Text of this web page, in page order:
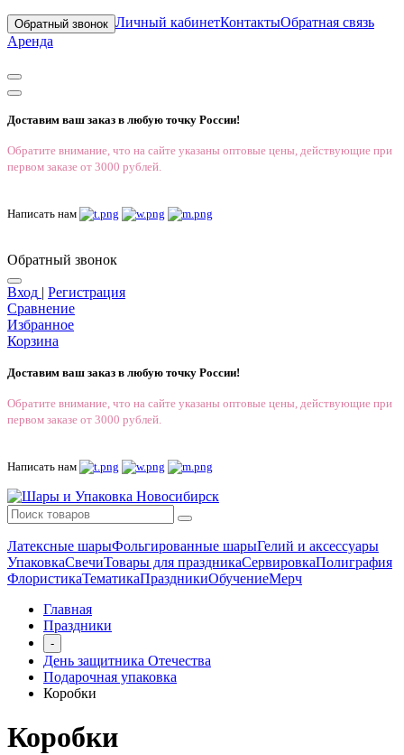
Обратный звонок Личный кабинетКонтактыОбратная связь
Аренда
Доставим ваш заказ в любую точку России!
Обратите внимание, что на сайте указаны оптовые цены, действующие при
первом заказе от 3000 рублей.
Написать нам
Обратный звонок
Вход | Регистрация
Сравнение
Избранное
Корзина
Доставим ваш заказ в любую точку России!
Обратите внимание, что на сайте указаны оптовые цены, действующие при
первом заказе от 3000 рублей.
Написать нам
Латексные шарыФольгированные шарыГелий и аксессуары
УпаковкаСвечиТовары для праздникаСервировкаПолиграфия
ФлористикаТематикаПраздникиОбучениеМерч
Главная
Праздники
-
День защитника Отечества
Подарочная упаковка
Коробки
Коробки